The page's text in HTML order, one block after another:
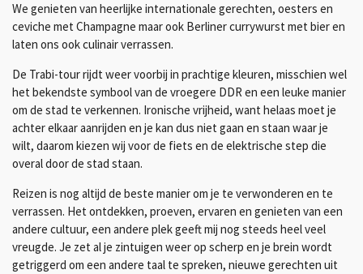
We genieten van heerlijke internationale gerechten, oesters en
ceviche met Champagne maar ook Berliner currywurst met bier en
laten ons ook culinair verrassen.
De Trabi-tour rijdt weer voorbij in prachtige kleuren, misschien wel
het bekendste symbool van de vroegere DDR en een leuke manier
om de stad te verkennen. Ironische vrijheid, want helaas moet je
achter elkaar aanrijden en je kan dus niet gaan en staan waar je
wilt, daarom kiezen wij voor de fiets en de elektrische step die
overal door de stad staan.
Reizen is nog altijd de beste manier om je te verwonderen en te
verrassen. Het ontdekken, proeven, ervaren en genieten van een
andere cultuur, een andere plek geeft mij nog steeds heel veel
vreugde. Je zet al je zintuigen weer op scherp en je brein wordt
getriggerd om een andere taal te spreken, nieuwe gerechten uit